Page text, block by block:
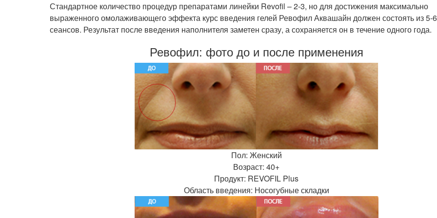
Стандартное количество процедур препаратами линейки Revofil – 2-3, но для достижения максимально
выраженного омолаживающего эффекта курс введения гелей Ревофил Аквашайн должен состоять из 5-
сеансов. Результат после введения наполнителя заметен сразу, а сохраняется он в течение одного года.
Ревофил: фото до и после применения
Пол: Женский
Возраст: 40+
Продукт: REVOFIL Plus
Область введения: Носогубные складки